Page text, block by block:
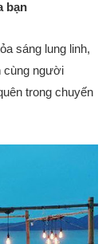
bạn
sáng lung linh,
cùng người
trong chuyến